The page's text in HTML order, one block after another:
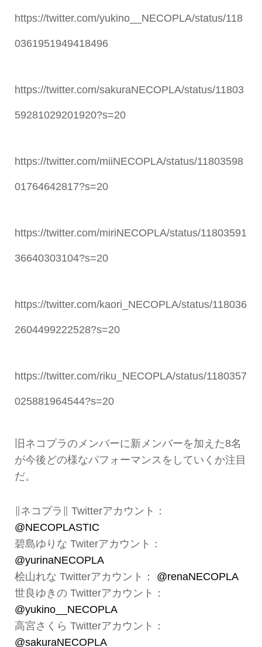
https://twitter.com/yukino__NECOPLA/status/118
0361951949418496
https://twitter.com/sakuraNECOPLA/status/11803
59281029201920?s=20
https://twitter.com/miiNECOPLA/status/11803598
01764642817?s=20
https://twitter.com/miriNECOPLA/status/11803591
36640303104?s=20
https://twitter.com/kaori_NECOPLA/status/118036
2604499222528?s=20
https://twitter.com/riku_NECOPLA/status/1180357
025881964544?s=20
旧ネコプラのメンバーに新メンバーを加えた8名
が今後どの様なパフォーマンスをしていくか注目
だ。
∥ネコプラ∥ Twitterアカウント：
@NECOPLASTIC
碧島ゆりな Twiterアカウント：
@yurinaNECOPLA
桧山れな Twitterアカウント：
@renaNECOPLA
世良ゆきの Twitterアカウント：
@yukino__NECOPLA
高宮さくら Twitterアカウント：
@sakuraNECOPLA